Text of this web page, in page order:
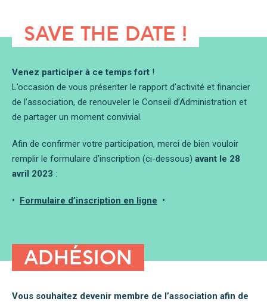
SAVE THE DATE !
Venez participer à ce temps fort !
L’occasion de vous présenter le rapport d’activité et financier
de l’association, de renouveler le Conseil d’Administration et
de partager un moment convivial.
Afin de confirmer votre participation, merci de bien vouloir
remplir le formulaire d’inscription (ci-dessous) avant le 28
avril 2023 :
• Formulaire d’inscription en ligne •
ADHÉSION
Vous souhaitez devenir membre de l’association afin de